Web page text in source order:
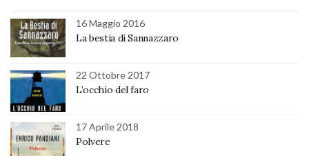
16 Maggio 2016
La bestia di Sannazzaro
22 Ottobre 2017
L’occhio del faro
17 Aprile 2018
Polvere